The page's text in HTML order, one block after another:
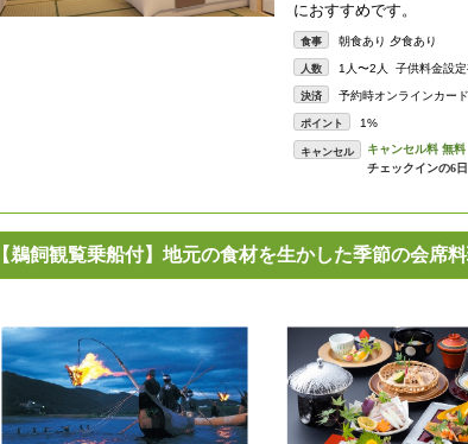
におすすめです。
食事 朝食あり 夕食あり
人数 1人〜2人 子供料金設定
決済 予約時オンラインカー
ポイント 1%
キャンセル
【鵜飼観覧乗船付】地元の食材を生かした季節の会